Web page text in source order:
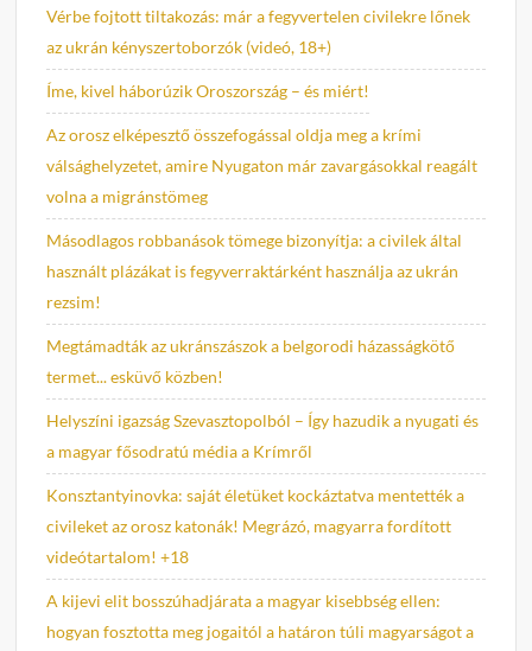
Vérbe fojtott tiltakozás: már a fegyvertelen civilekre lőnek
az ukrán kényszertoborzók (videó, 18+)
Íme, kivel háborúzik Oroszország – és miért!
Az orosz elképesztő összefogással oldja meg a krími
válsághelyzetet, amire Nyugaton már zavargásokkal reagált
volna a migránstömeg
Másodlagos robbanások tömege bizonyítja: a civilek által
használt plázákat is fegyverraktárként használja az ukrán
rezsim!
Megtámadták az ukránszászok a belgorodi házasságkötő
termet... esküvő közben!
Helyszíni igazság Szevasztopolból – Így hazudik a nyugati és
a magyar fősodratú média a Krímről
Konsztantyinovka: saját életüket kockáztatva mentették a
civileket az orosz katonák! Megrázó, magyarra fordított
videótartalom! +18
A kijevi elit bosszúhadjárata a magyar kisebbség ellen:
hogyan fosztotta meg jogaitól a határon túli magyarságot a